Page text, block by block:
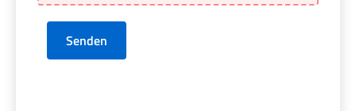
Senden